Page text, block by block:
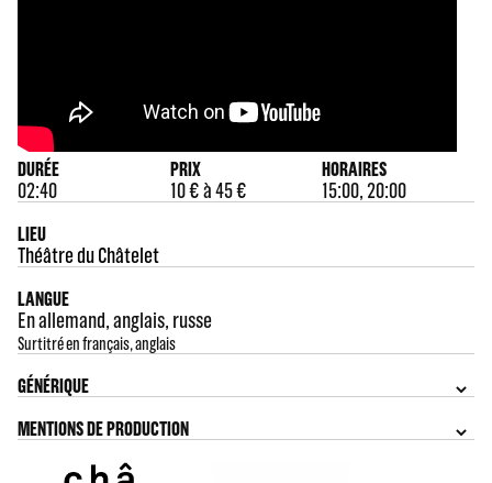
DURÉE
02:40
PRIX
10 € à 45 €
HORAIRES
15:00, 20:00
LIEU
Théâtre du Châtelet
LANGUE
En allemand, anglais, russe
Surtitré en français, anglais
GÉNÉRIQUE
MENTIONS DE PRODUCTION